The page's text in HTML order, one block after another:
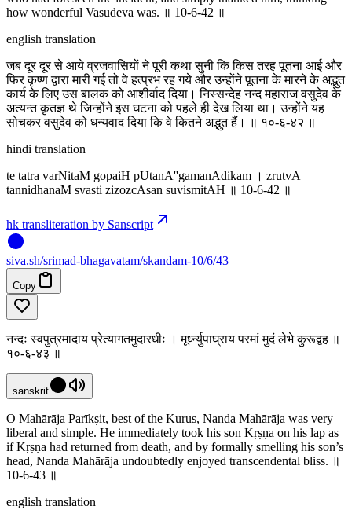
how wonderful Vasudeva was. ॥ 10-6-42 ॥
english translation
जब दूर दूर से आये व्रजवासियों ने पूरी कथा सुनी कि किस तरह पूतना आई और
फिर कृष्ण द्वारा मारी गई तो वे हत्प्रभ रह गये और उन्होंने पूतना के मारने के अद्भुत
कार्य के लिए उस बालक को आशीर्वाद दिया। निस्सन्देह नन्द महाराज वसुदेव के
अत्यन्त कृतज्ञ थे जिन्होंने इस घटना को पहले ही देख लिया था। उन्होंने यह
सोचकर वसुदेव को धन्यवाद दिया कि वे कितने अद्भुत हैं। ॥ १०-६-४२ ॥
hindi translation
te tatra varNitaM gopaiH pUtanA''gamanAdikam । zrutvA
tannidhanaM svasti zizozcAsan suvismitAH ॥ 10-6-42 ॥
hk transliteration by Sanscript
siva.sh/srimad-bhagavatam/skandam-10/6/43
Copy
नन्दः स्वपुत्रमादाय प्रेत्यागतमुदारधीः । मूर्ध्न्युपाघ्राय परमां मुदं लेभे कुरूद्वह ॥
१०-६-४३ ॥
sanskrit
O Mahārāja Parīkṣit, best of the Kurus, Nanda Mahārāja was very
liberal and simple. He immediately took his son Kṛṣṇa on his lap as
if Kṛṣṇa had returned from death, and by formally smelling his son’s
head, Nanda Mahārāja undoubtedly enjoyed transcendental bliss. ॥
10-6-43 ॥
english translation